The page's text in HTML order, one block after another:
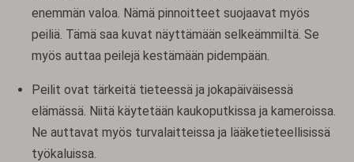
enemmän valoa. Nämä pinnoitteet suojaavat myös
peiliä. Tämä saa kuvat näyttämään selkeämmiltä. Se
myös auttaa peilejä kestämään pidempään.
Peilit ovat tärkeitä tieteessä ja jokapäiväisessä
elämässä. Niitä käytetään kaukoputkissa ja kameroissa.
Ne auttavat myös turvalaitteissa ja lääketieteellisissä
työkaluissa.